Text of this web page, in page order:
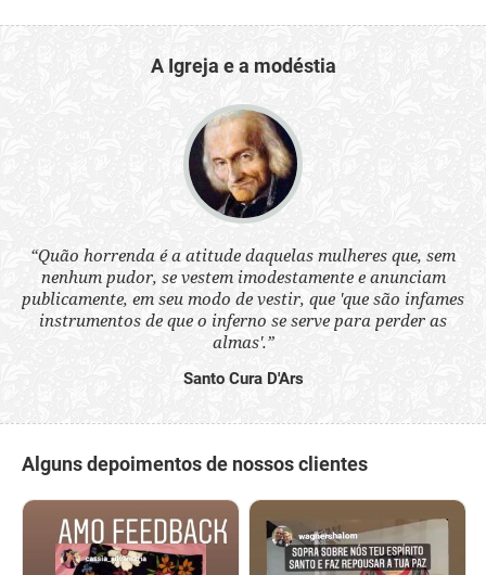
A Igreja e a modéstia
“Quão horrenda é a atitude daquelas mulheres que, sem
nenhum pudor, se vestem imodestamente e anunciam
publicamente, em seu modo de vestir, que 'que são infames
instrumentos de que o inferno se serve para perder as
almas'.”
Santo Cura D'Ars
Alguns depoimentos de nossos clientes